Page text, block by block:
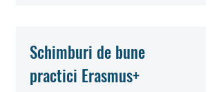
Schimburi de bune
practici Erasmus+